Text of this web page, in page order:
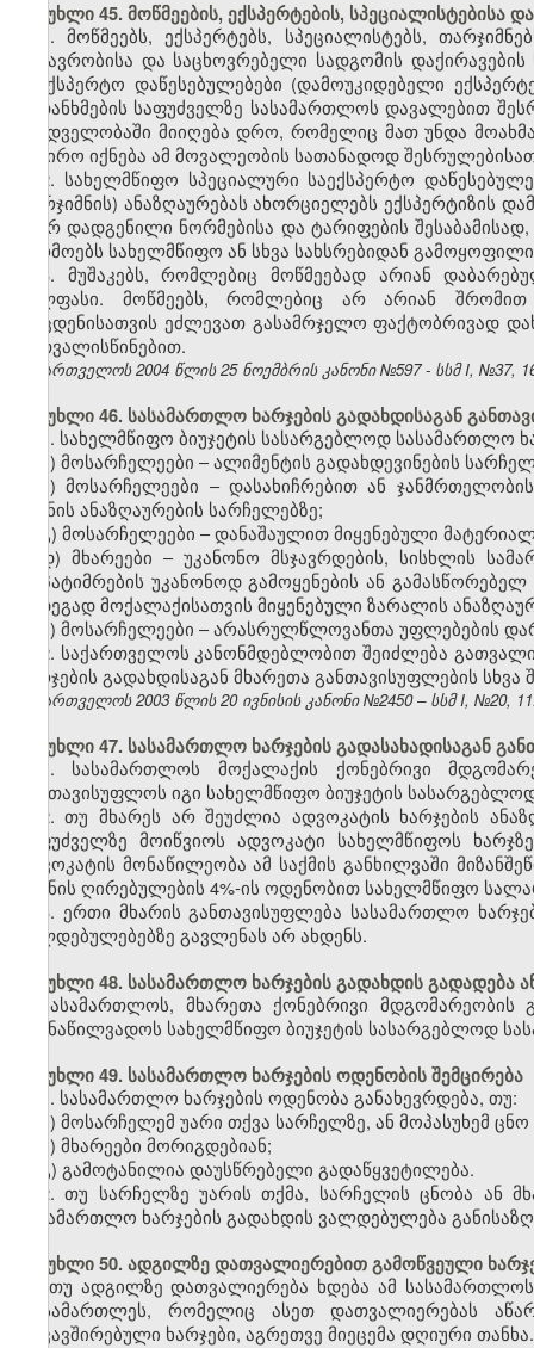
მუხლი 45. მოწმეების, ექსპერტების, სპეციალისტებისა
1. მოწმეებს, ექსპერტებს, სპეციალისტებს,
მგზავრობისა და საცხოვრებელი სადგომის
საექსპერტო დაწესებულებები (დამოუკიდებელი
შეთანხმების საფუძველზე სასამართლოს დავალებით
მხედველობაში მიიღება დრო, რომელიც მათ უნდა
საჭირო იქნება ამ მოვალეობის სათანადოდ
2. სახელმწიფო სპეციალური საექსპერტო
თარჯიმნის) ანაზღაურებას ახორციელებს ექსპერტიზის
მიერ დადგენილი ნორმებისა და ტარიფების
წარმოებს სახელმწიფო ან სხვა სახსრებიდან
3. მუშაკებს, რომლებიც მოწმეებად არიან
ხელფასი. მოწმეებს, რომლებიც არ არიან შრომით
მოცდენისათვის ეძლევათ გასამრჯელო ფაქტობრივად
გათვალისწინებით.
საქართველოს 2004 წლის 25 ნოემბრის კანონი №597 - სსმ I, №37,
მუხლი 46. სასამართლო ხარჯების გადახდისაგან
1. სახელმწიფო ბიუჯეტის სასარგებლოდ სასამართლო
ა) მოსარჩელეები – ალიმენტის გადახდევინების
ბ) მოსარჩელეები – დასახიჩრებით ან
ზიანის ანაზღაურების სარჩელებზე;
გ) მოსარჩელეები – დანაშაულით მიყენებული
დ) მხარეები – უკანონო მსჯავრდების, სისხლის
დაპატიმრების უკანონოდ გამოყენების ან
შედეგად მოქალაქისათვის მიყენებული ზარალის
ე) მოსარჩელეები – არასრულწლოვანთა უფლებების
2. საქართველოს კანონმდებლობით შეიძლება
ხარჯების გადახდისაგან მხარეთა განთავისუფლების სხვა
საქართველოს 2003 წლის 20 ივნისის კანონი №2450 – სსმ I, №20,
მუხლი 47. სასამართლო ხარჯების გადასახადისაგან
1. სასამართლოს მოქალაქის ქონებრივი
გაათავისუფლოს იგი სახელმწიფო ბიუჯეტის
2. თუ მხარეს არ შეუძლია ადვოკატის ხარჯების
საფუძველზე მოიწვიოს ადვოკატი სახელმწიფოს
ადვოკატის მონაწილეობა ამ საქმის განხილვაში
საგნის ღირებულების 4%-ის ოდენობით სახელმწიფო
3. ერთი მხარის განთავისუფლება სასამართლო
ვალდებულებებზე გავლენას არ ახდენს.
მუხლი 48. სასამართლო ხარჯების გადახდის გადადება
სასამართლოს, მხარეთა ქონებრივი
გაუნაწილვადოს სახელმწიფო ბიუჯეტის სასარგებლოდ
მუხლი 49. სასამართლო ხარჯების ოდენობის შემცირება
1. სასამართლო ხარჯების ოდენობა განახევრდება, თუ:
ა) მოსარჩელემ უარი თქვა სარჩელზე, ან მოპასუხემ
ბ) მხარეები მორიგდებიან;
გ) გამოტანილია დაუსწრებელი გადაწყვეტილება.
2. თუ სარჩელზე უარის თქმა, სარჩელის ცნობა ან
სასამართლო ხარჯების გადახდის ვალდებულება
მუხლი 50. ადგილზე დათვალიერებით გამოწვეული
თუ ადგილზე დათვალიერება ხდება ამ
მოსამართლეს, რომელიც ასეთ დათვალიერებას
დაკავშირებული ხარჯები, აგრეთვე მიეცემა დღიური თანხა.